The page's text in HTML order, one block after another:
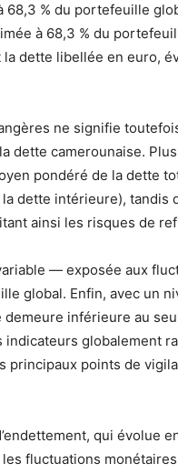
68,3 % du portefeuille
à 68,3 % du
dette libellée en euro,
ne signifie
dette camerounaise.
pondéré de la dette
dette intérieure), tandis
ainsi les risques de
— exposée aux
global. Enfin, avec un
demeure inférieure au
indicateurs globalement
principaux points de
qui évolue
fluctuations